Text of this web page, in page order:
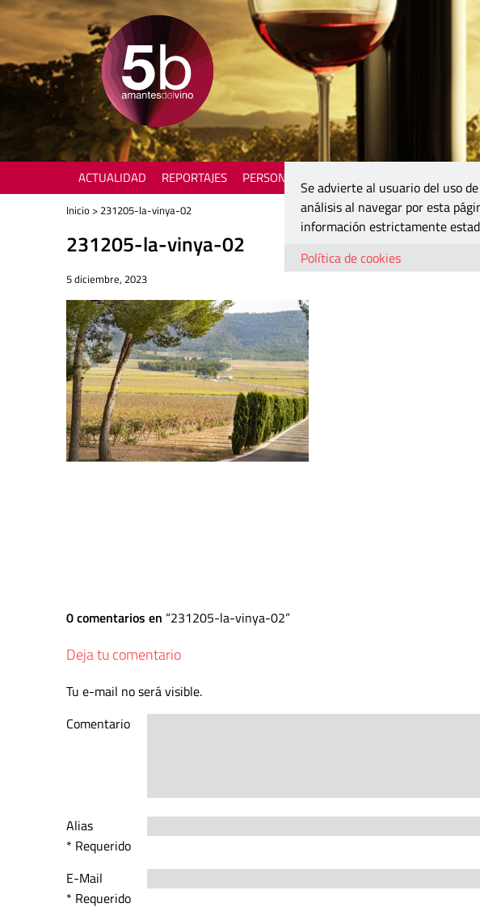
ACTUALIDAD REPORTAJES PERSONAJES
Inicio > 231205-la-vinya-02
231205-la-vinya-02
5 diciembre, 2023
0 comentarios en 231205-la-vinya-02
Deja tu comentario
Tu e-mail no será visible.
Comentario
Alias
* Requerido
E-Mail
* Requerido
Se advierte al usuario del uso
análisis al navegar por esta
información estrictamente
Política de cookies